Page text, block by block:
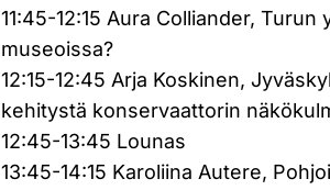
11:45-12:15 Aura Colliander,
museoissa?
12:15-12:45 Arja Koskinen,
kehitystä konservaattorin
12:45-13:45 Lounas
13:45-14:15 Karoliina Autere,